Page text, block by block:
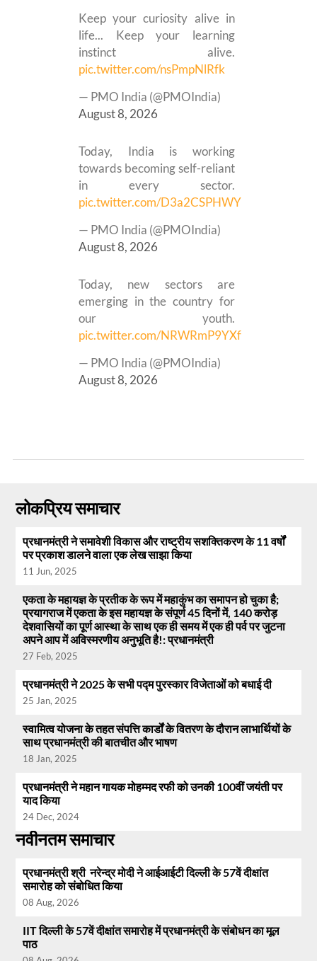
Keep your curiosity alive in
life... Keep your learning
instinct alive.
pic.twitter.com/nsPmpNlRfk
— PMO India (@PMOIndia)
August 8, 2026
Today, India is working
towards becoming self-reliant
in every sector.
pic.twitter.com/D3a2CSPHWY
— PMO India (@PMOIndia)
August 8, 2026
Today, new sectors are
emerging in the country for
our youth.
pic.twitter.com/NRWRmP9YXf
— PMO India (@PMOIndia)
August 8, 2026
लोकप्रिय समाचार
प्रधानमंत्री ने समावेशी विकास और राष्ट्रीय सशक्तिकरण के 11 वर्षों
पर प्रकाश डालने वाला एक लेख साझा किया
11 Jun, 2025
एकता के महायज्ञ के प्रतीक के रूप में महाकुंभ का समापन हो चुका है;
प्रयागराज में एकता के इस महायज्ञ के संपूर्ण 45 दिनों में, 140 करोड़
देशवासियों का पूर्ण आस्था के साथ एक ही समय में एक ही पर्व पर जुटना
अपने आप में अविस्मरणीय अनुभूति है!: प्रधानमंत्री
27 Feb, 2025
प्रधानमंत्री ने 2025 के सभी पद्म पुरस्कार विजेताओं को बधाई दी
25 Jan, 2025
स्वामित्व योजना के तहत संपत्ति कार्डों के वितरण के दौरान लाभार्थियों के
साथ प्रधानमंत्री की बातचीत और भाषण
18 Jan, 2025
प्रधानमंत्री ने महान गायक मोहम्मद रफी को उनकी 100वीं जयंती पर
याद किया
24 Dec, 2024
नवीनतम समाचार
प्रधानमंत्री श्री नरेन्द्र मोदी ने आईआईटी दिल्ली के 57वें दीक्षांत
समारोह को संबोधित किया
08 Aug, 2026
IIT दिल्ली के 57वें दीक्षांत समारोह में प्रधानमंत्री के संबोधन का मूल
पाठ